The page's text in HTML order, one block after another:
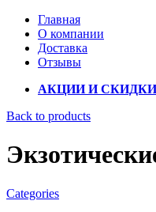
Главная
О компании
Доставка
Отзывы
АКЦИИ И СКИДКИ
Back to products
Categories